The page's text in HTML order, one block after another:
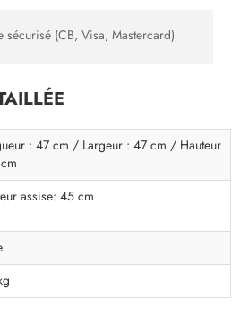
sécurisé (CB, Visa, Mastercard)
: 47 cm / Largeur : 47 cm / Hauteur
assise: 45 cm